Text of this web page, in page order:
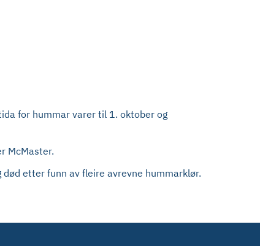
for hummar varer til 1. oktober og
McMaster.
etter funn av fleire avrevne hummarklør.